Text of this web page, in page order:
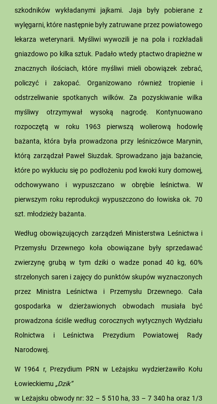
szkodników wykładanymi jajkami. Jaja były pobierane z
wylęgarni, które następnie były zatruwane przez powiatowego
lekarza weterynarii. Myśliwi wywozili je na pola i rozkładali
gniazdowo po kilka sztuk. Padało wtedy ptactwo drapieżne w
znacznych ilościach, które myśliwi mieli obowiązek zebrać,
policzyć i zakopać. Organizowano również tropienie i
odstrzeliwanie spotkanych wilków. Za pozyskiwanie wilka
myśliwy otrzymywał wysoką nagrodę. Kontynuowano
rozpoczętą w roku 1963 pierwszą wolierową hodowlę
bażanta, która była prowadzona przy leśniczówce Marynin,
którą zarządzał Paweł Siuzdak. Sprowadzano jaja bażancie,
które po wykluciu się po podłożeniu pod kwoki kury domowej,
odchowywano i wypuszczano w obrębie leśnictwa. W
pierwszym roku reprodukcji wypuszczono do łowiska ok. 70
szt. młodzieży bażanta.
Według obowiązujących zarządzeń Ministerstwa Leśnictwa i
Przemysłu Drzewnego koła obowiązane były sprzedawać
zwierzynę grubą w tym dziki o wadze ponad 40 kg, 60%
strzelonych saren i zajęcy do punktów skupów wyznaczonych
przez Ministra Leśnictwa i Przemysłu Drzewnego. Cała
gospodarka w dzierżawionych obwodach musiała być
prowadzona ściśle według corocznych wytycznych Wydziału
Rolnictwa i Leśnictwa Prezydium Powiatowej Rady
Narodowej.
W 1964 r, Prezydium PRN w Leżajsku wydzierżawiło Kołu
Łowieckiemu „Dzik”
w Leżajsku obwody nr: 32 – 5 510 ha, 33 – 7 340 ha oraz 1/3